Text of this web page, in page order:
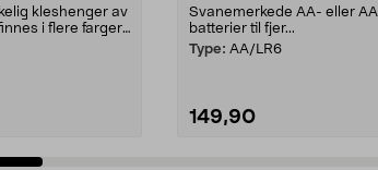
kleshenger av
i flere farger.
Svanemerkede AA- eller
batterier til fjer...
Type: AA/LR6
149,90